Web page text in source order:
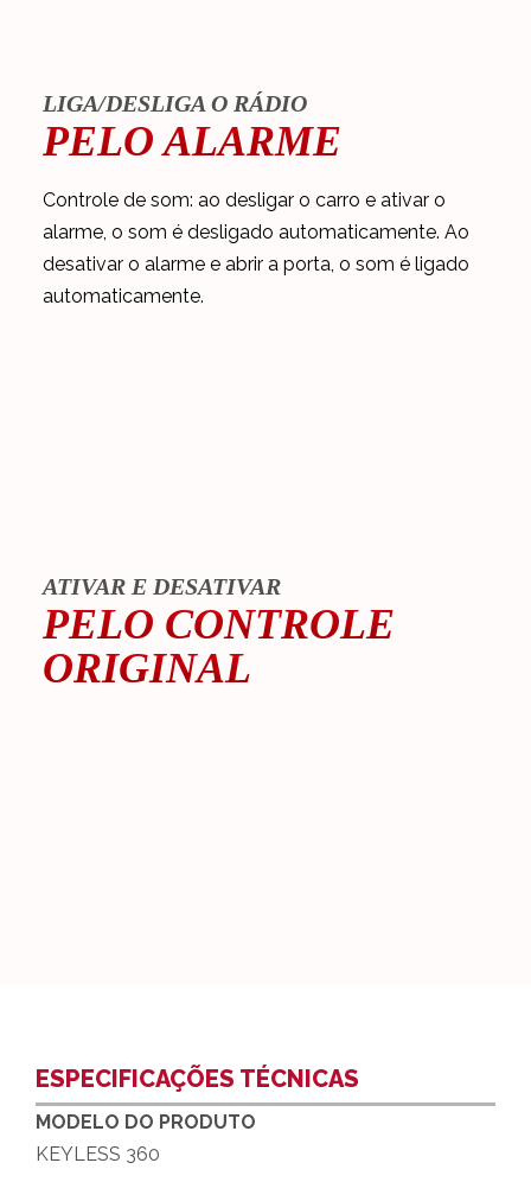
LIGA/DESLIGA O RÁDIO
PELO ALARME
Controle de som: ao desligar o carro e ativar o
alarme, o som é desligado automaticamente. Ao
desativar o alarme e abrir a porta, o som é ligado
automaticamente.
ATIVAR E DESATIVAR
PELO CONTROLE
ORIGINAL
ESPECIFICAÇÕES TÉCNICAS
MODELO DO PRODUTO
KEYLESS 360